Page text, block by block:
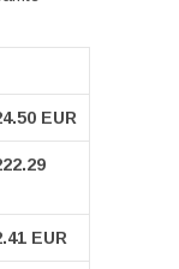
EUR
EUR